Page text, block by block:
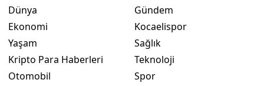
Dünya
Ekonomi
Yaşam
Kripto Para Haberleri
Otomobil
Gündem
Kocaelispor
Sağlık
Teknoloji
Spor